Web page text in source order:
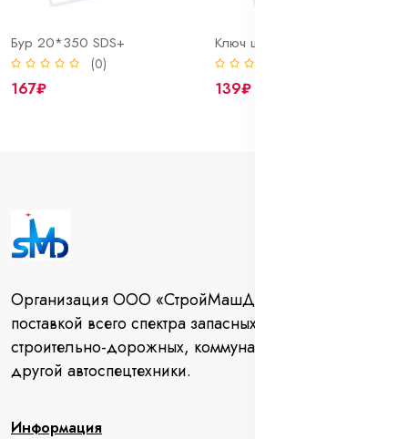
Бур 20*350 SDS+
(0)
167₽ 139₽
Организация ООО «СтройМашДеталь» занимается
поставкой всего спектра запасных частей для
строительно-дорожных, коммунальных машин и
другой автоспецтехники.
Информация